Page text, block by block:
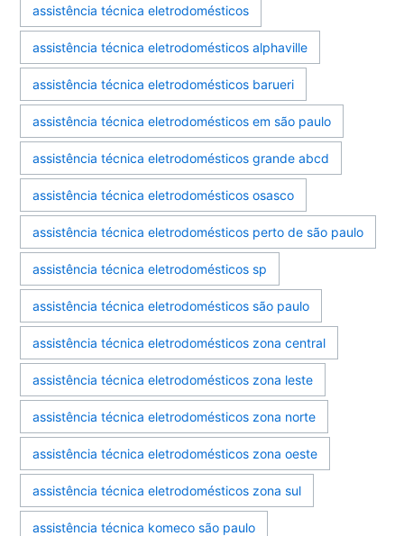
assistência técnica eletrodomésticos
assistência técnica eletrodomésticos alphaville
assistência técnica eletrodomésticos barueri
assistência técnica eletrodomésticos em são paulo
assistência técnica eletrodomésticos grande abcd
assistência técnica eletrodomésticos osasco
assistência técnica eletrodomésticos perto de são paulo
assistência técnica eletrodomésticos sp
assistência técnica eletrodomésticos são paulo
assistência técnica eletrodomésticos zona central
assistência técnica eletrodomésticos zona leste
assistência técnica eletrodomésticos zona norte
assistência técnica eletrodomésticos zona oeste
assistência técnica eletrodomésticos zona sul
assistência técnica komeco são paulo